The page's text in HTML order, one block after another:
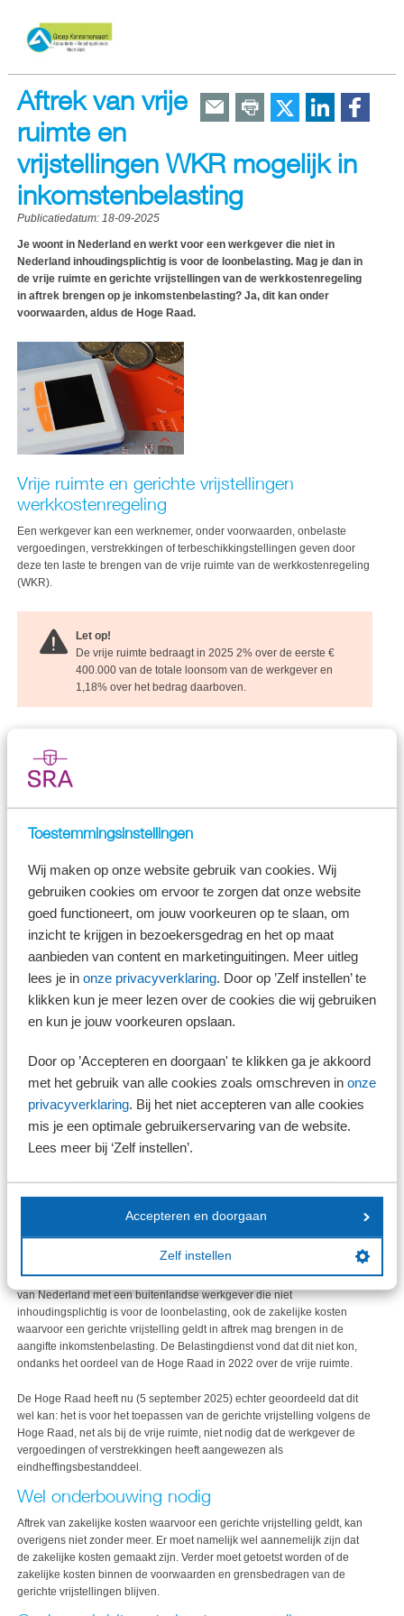
Toestemmingsinstellingen
Wij maken op onze website gebruik van cookies. Wij
gebruiken cookies om ervoor te zorgen dat onze website
goed functioneert, om jouw voorkeuren op te slaan, om
inzicht te krijgen in bezoekersgedrag en het op maat
aanbieden van content en marketinguitingen. Meer uitleg
lees je in onze privacyverklaring. Door op ’Zelf instellen’ te
klikken kun je meer lezen over de cookies die wij gebruiken
en kun je jouw voorkeuren opslaan.
Door op ’Accepteren en doorgaan' te klikken ga je akkoord
met het gebruik van alle cookies zoals omschreven in onze
privacyverklaring. Bij het niet accepteren van alle cookies
mis je een optimale gebruikerservaring van de website.
Lees meer bij ‘Zelf instellen’.
Accepteren en doorgaan
Zelf instellen
Aftrek van vrije
ruimte en
vrijstellingen WKR mogelijk in
inkomstenbelasting
Publicatiedatum: 18-09-2025
Je woont in Nederland en werkt voor een werkgever die niet in
Nederland inhoudingsplichtig is voor de loonbelasting. Mag je dan in
de vrije ruimte en gerichte vrijstellingen van de werkkostenregeling
in aftrek brengen op je inkomstenbelasting? Ja, dit kan onder
voorwaarden, aldus de Hoge Raad.
Vrije ruimte en gerichte vrijstellingen
werkkostenregeling
Een werkgever kan een werknemer, onder voorwaarden, onbelaste
vergoedingen, verstrekkingen of terbeschikkingstellingen geven door
deze ten laste te brengen van de vrije ruimte van de werkkostenregeling
(WKR).
Let op!
De vrije ruimte bedraagt in 2025 2% over de eerste €
400.000 van de totale loonsom van de werkgever en
1,18% over het bedrag daarboven.
terbeschikkingstellingen gelden ook gerichte vrijstellingen. Als iets
gericht is vrijgesteld, is het onder voorwaarden onbelast en hoeft dit niet
Vrije ruimte in de inkomstenbelasting
In de inkomstenbelasting is een met de loonbelasting vergelijkbare
wettelijke bepaling opgenomen. Doel van deze bepaling is om inwoners
inhoudingsplichtig is voor de loonbelasting hetzelfde te behandelen als
inwoners van Nederland met een Nederlandse werkgever.
De Hoge Raad oordeelde in 2022 al dat door deze wettelijke bepaling
in aftrek kunnen brengen op hun inkomen in de inkomstenbelasting.
Deze werknemers kunnen in 2025 in principe zonder nadere
aftrekken in de inkomstenbelasting. Dit geldt tot een brutoloon van
maximaal € 400.000, daarboven is het 1,18%.
Let op!
Dit kan niet als de buitenlandse werkgever in
Dan gelden namelijk gewoon de regels die ook voor
Nederlandse werkgevers gelden.
Gerichte vrijstelling in de inkomstenbelasting
De Hoge Raad had nog niet geoordeeld over de vraag of een inwoner
van Nederland met een buitenlandse werkgever die niet
inhoudingsplichtig is voor de loonbelasting, ook de zakelijke kosten
waarvoor een gerichte vrijstelling geldt in aftrek mag brengen in de
aangifte inkomstenbelasting. De Belastingdienst vond dat dit niet kon,
ondanks het oordeel van de Hoge Raad in 2022 over de vrije ruimte.
De Hoge Raad heeft nu (5 september 2025) echter geoordeeld dat dit
wel kan: het is voor het toepassen van de gerichte vrijstelling volgens de
Hoge Raad, net als bij de vrije ruimte, niet nodig dat de werkgever de
vergoedingen of verstrekkingen heeft aangewezen als
eindheffingsbestanddeel.
Wel onderbouwing nodig
Aftrek van zakelijke kosten waarvoor een gerichte vrijstelling geldt, kan
overigens niet zonder meer. Er moet namelijk wel aannemelijk zijn dat
de zakelijke kosten gemaakt zijn. Verder moet getoetst worden of de
zakelijke kosten binnen de voorwaarden en grensbedragen van de
gerichte vrijstellingen blijven.